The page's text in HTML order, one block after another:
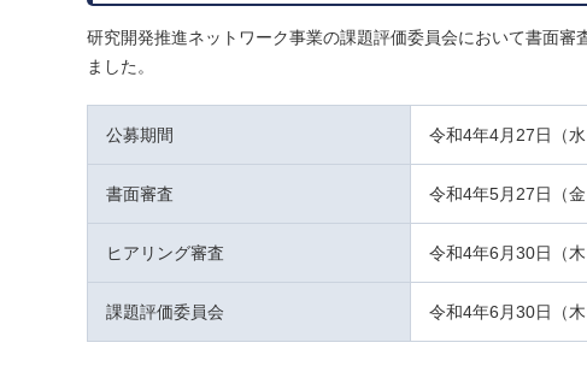
研究開発推進ネットワーク事業の課題評価委員会において書面
ました。
公募期間 令和4年4月27日（
書面審査 令和4年5月27日（
ヒアリング審査 令和4年6月30日（木
課題評価委員会 令和4年6月30日（木